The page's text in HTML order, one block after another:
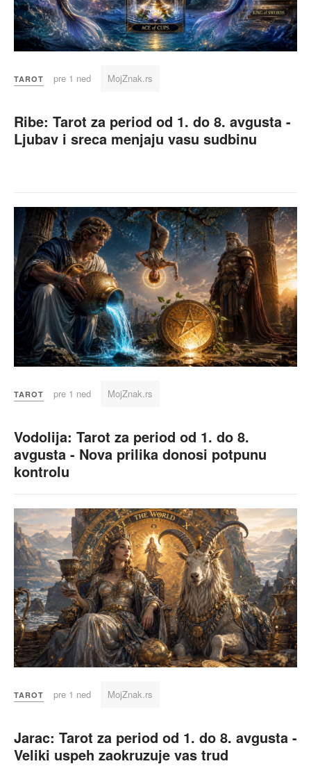
TAROT pre 1 ned MojZnak.rs
Ribe: Tarot za period od 1. do 8. avgusta -
Ljubav i sreca menjaju vasu sudbinu
TAROT pre 1 ned MojZnak.rs
Vodolija: Tarot za period od 1. do 8.
avgusta - Nova prilika donosi potpunu
kontrolu
TAROT pre 1 ned MojZnak.rs
Jarac: Tarot za period od 1. do 8. avgusta -
Veliki uspeh zaokruzuje vas trud